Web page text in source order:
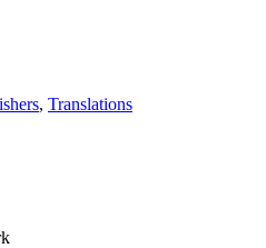
, Translations